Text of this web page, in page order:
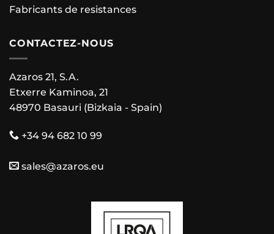
Fabricants de resistances
CONTACTEZ-NOUS
Azaros 21, S.A.
Etxerre Kaminoa, 21
48970 Basauri (Bizkaia - Spain)
+34 94 682 10 99
sales@azaros.eu